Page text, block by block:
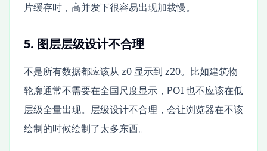
片缓存时，高并发下很容易出现加载慢。
5. 图层层级设计不合理
不是所有数据都应该从 z0 显示到 z20。比如建筑物
轮廓通常不需要在全国尺度显示，POI 也不应该在低
层级全量出现。层级设计不合理，会让浏览器在不该
绘制的时候绘制了太多东西。